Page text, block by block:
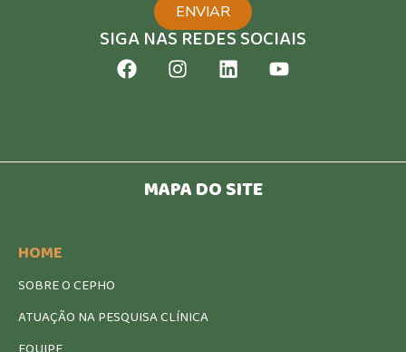
ENVIAR
SIGA NAS REDES SOCIAIS
MAPA DO SITE
HOME
SOBRE O CEPHO
ATUAÇÃO NA PESQUISA CLÍNICA